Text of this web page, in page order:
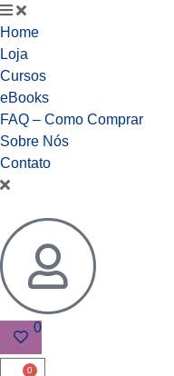
Home
Loja
Cursos
eBooks
FAQ – Como Comprar
Sobre Nós
Contato
0
0